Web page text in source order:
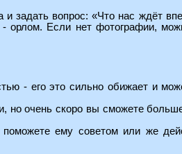
задать вопрос: «Что нас ждёт
орлом. Если нет фотографии,
- его это сильно обижает и
но очень скоро вы сможете
ему советом или же